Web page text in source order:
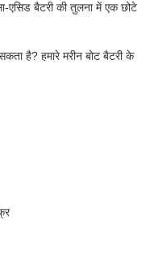
एसिड बैटरी की तुलना में एक छोटे
है? हमारे मरीन बोट बैटरी के